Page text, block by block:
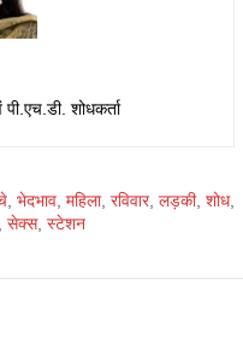
शोधकर्ता
, भेदभाव, महिला, रविवार, लड़की, शोध,
सेक्स, स्टेशन